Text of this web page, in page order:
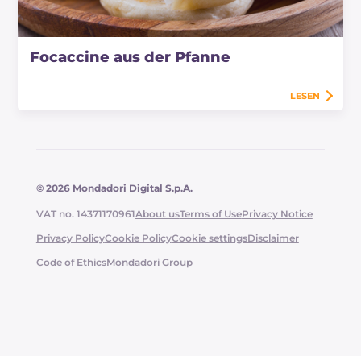
Focaccine aus der Pfanne
LESEN
© 2026 Mondadori Digital S.p.A.
VAT no. 14371170961About usTerms of UsePrivacy Notice
Privacy PolicyCookie PolicyCookie settingsDisclaimer
Code of EthicsMondadori Group